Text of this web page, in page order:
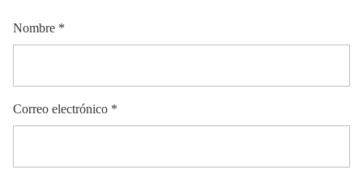
Nombre *
Correo electrónico *